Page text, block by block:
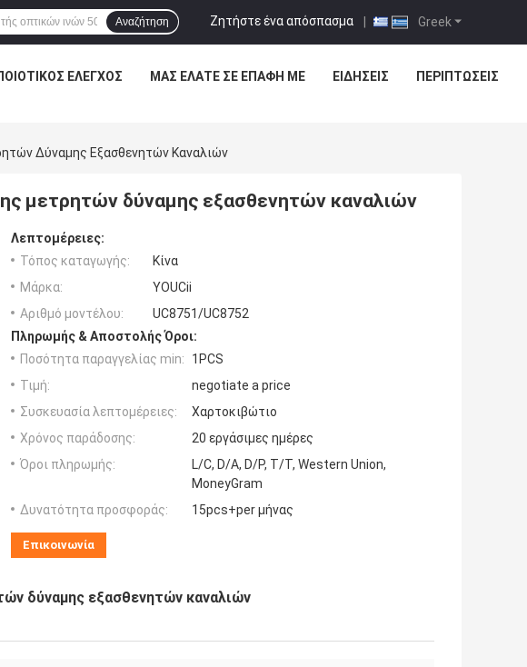
Greek
Ζητήστε ένα απόσπασμα |
Αναζήτηση
ΈΛΕΓΧΟΣ ΜΑΣ ΕΛΆΤΕ ΣΕ ΕΠΑΦΉ ΜΕ ΕΙΔΉΣΕΙΣ ΠΕΡΙΠΤΏΣΕΙΣ
Δύναμης Εξασθενητών Καναλιών
μετρητών δύναμης εξασθενητών καναλιών
Λεπτομέρειες:
Τόπος καταγωγής:
Κίνα
Μάρκα:
YOUCii
Αριθμό μοντέλου:
UC8751/UC8752
Πληρωμής & Αποστολής Όροι:
Ποσότητα παραγγελίας min:
1PCS
Τιμή:
negotiate a price
Συσκευασία λεπτομέρειες:
Χαρτοκιβώτιο
Χρόνος παράδοσης:
20 εργάσιμες ημέρες
Όροι πληρωμής:
L/C, D/A, D/P, T/T, Western Union,
MoneyGram
Δυνατότητα προσφοράς:
15pcs+per μήνας
Επικοινωνία
δύναμης εξασθενητών καναλιών